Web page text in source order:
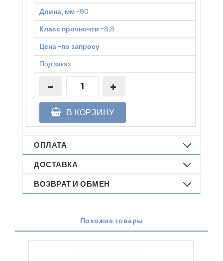
Длина, мм-90
Класс прочночти -8,8
Цена-по запросу
Под заказ
В КОРЗИНУ
ОПЛАТА
ДОСТАВКА
ВОЗВРАТ И ОБМЕН
Похожие товары